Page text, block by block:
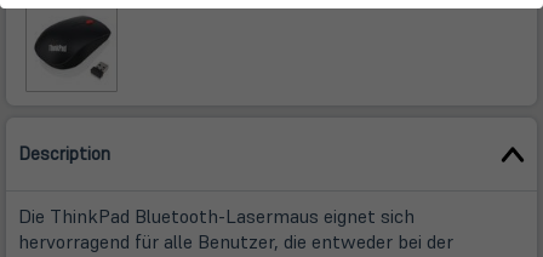
Description
Die ThinkPad Bluetooth-Lasermaus eignet sich
hervorragend für alle Benutzer, die entweder bei der